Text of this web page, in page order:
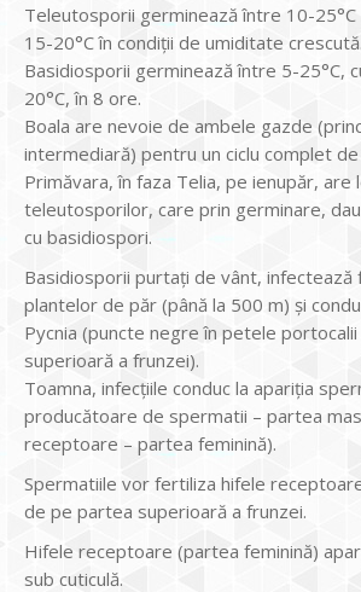
Teleutosporii germinează între 10-25°C
15-20°C în condiții de umiditate crescută.
Basidiosporii germinează între 5-25°C,
20°C, în 8 ore.
Boala are nevoie de ambele gazde
intermediară) pentru un ciclu complet
Primăvara, în faza Telia, pe ienupăr, are
teleutosporilor, care prin germinare,
cu basidiospori.
Basidiosporii purtați de vânt, infectează
plantelor de păr (până la 500 m) și
Pycnia (puncte negre în petele
superioară a frunzei).
Toamna, infecțiile conduc la apariția
producătoare de spermatii – partea
receptoare – partea feminină).
Spermatiile vor fertiliza hifele
de pe partea superioară a frunzei.
Hifele receptoare (partea feminină)
sub cuticulă.